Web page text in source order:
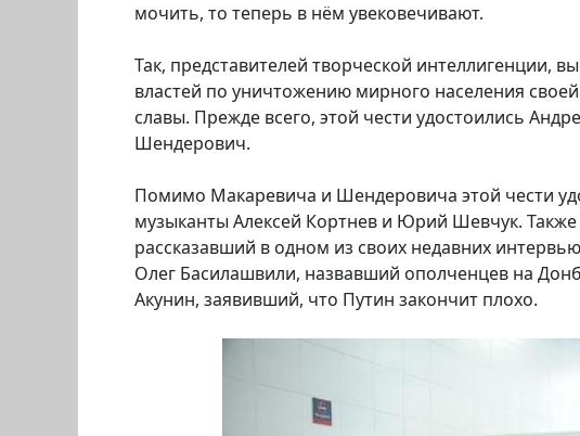
мочить, то теперь в нём увековечивают.
Так, представителей творческой интеллигенции,
властей по уничтожению мирного населения
славы. Прежде всего, этой чести удостоились
Шендерович.
Помимо Макаревича и Шендеровича этой чести
музыканты Алексей Кортнев и Юрий Шевчук.
рассказавший в одном из своих недавних
Олег Басилашвили, назвавший ополченцев на
Акунин, заявивший, что Путин закончит плохо.